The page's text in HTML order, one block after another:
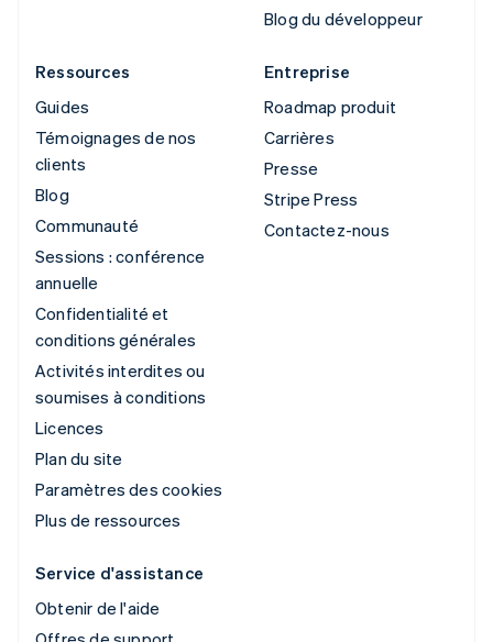
Blog du développeur
Ressources
Guides
Témoignages de nos
clients
Blog
Communauté
Sessions : conférence
annuelle
Confidentialité et
conditions générales
Activités interdites ou
soumises à conditions
Licences
Plan du site
Paramètres des cookies
Plus de ressources
Entreprise
Roadmap produit
Carrières
Presse
Stripe Press
Contactez-nous
Service d'assistance
Obtenir de l'aide